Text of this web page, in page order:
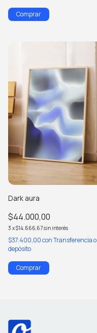
Comprar
Dark aura
$44.000,00
3 x$14.666,67sin interés
$37.400,00conTransferencia o
depósito
Comprar